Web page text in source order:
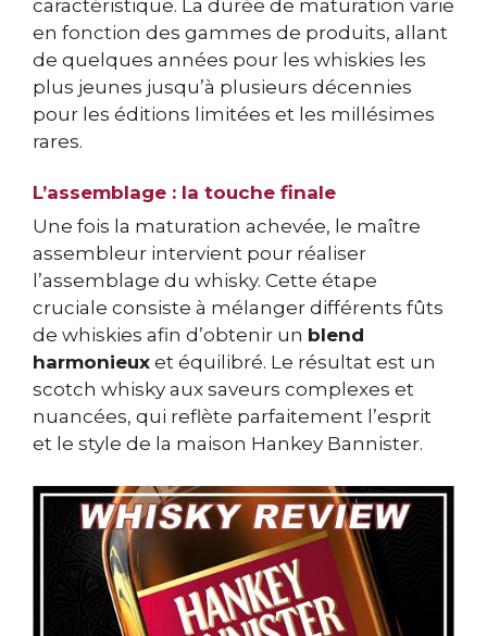
caractéristique. La durée de maturation varie
en fonction des gammes de produits, allant
de quelques années pour les whiskies les
plus jeunes jusqu’à plusieurs décennies
pour les éditions limitées et les millésimes
rares.
L’assemblage : la touche finale
Une fois la maturation achevée, le maître
assembleur intervient pour réaliser
l’assemblage du whisky. Cette étape
cruciale consiste à mélanger différents fûts
de whiskies afin d’obtenir un blend
harmonieux et équilibré. Le résultat est un
scotch whisky aux saveurs complexes et
nuancées, qui reflète parfaitement l’esprit
et le style de la maison Hankey Bannister.